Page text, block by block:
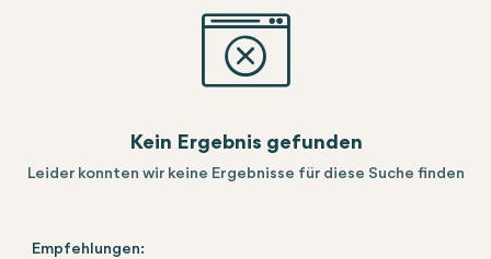
WhatsApp
Kein Ergebnis gefunden
Leider konnten wir keine Ergebnisse für diese Suche finden
Empfehlungen: